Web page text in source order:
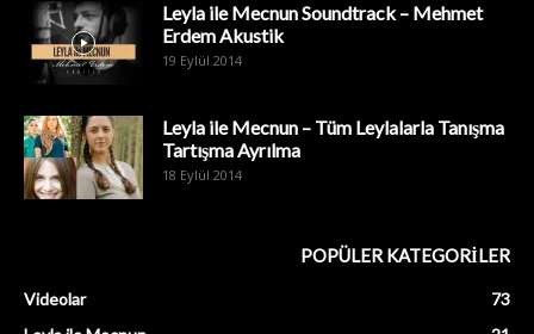
Leyla ile Mecnun Soundtrack – Mehmet
Erdem Akustik
19 Eylül 2014
Leyla ile Mecnun – Tüm Leylalarla Tanışma
Tartışma Ayrılma
18 Eylül 2014
POPÜLER KATEGORİLER
Videolar
73